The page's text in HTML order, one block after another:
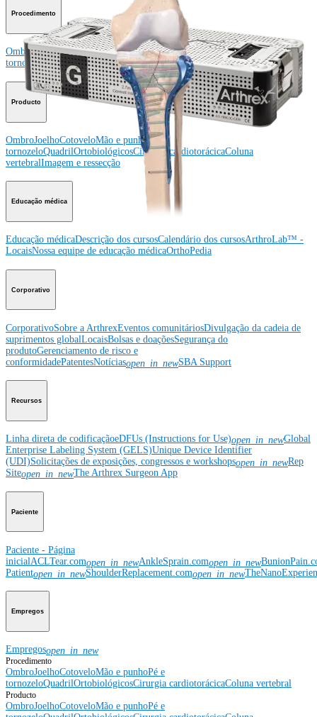
Procedimento
OmbroJoelhoCotoveloMão e punhoPé e
tornozeloQuadrilOrtobiológicosCirurgia cardiotorácicaColuna vertebral
Producto
OmbroJoelhoCotoveloMão e punho Pé e
tornozeloQuadrilOrtobiológicosCirurgia cardiotorácicaColuna
vertebralImagem e ressecção
Educação médica
Educação médicaDescrição dos cursosCalendário dos cursosArthroLab™ -
LocaisNossa equipe de educação médicaOrthoPedia
Corporativo
CorporativoSobre a ArthrexEventos comunitáriosDivulgação da cadeia de
suprimentos globalLocaisBolsas e doaçõesSegurança do
produtoGerenciamento de risco e
conformidadePatentesNotíciasopen_in_newSBA Support
Recursos
Linha direta de codificaçãoeDFUs (Instructions for Use)open_in_newGlobal
Enterprise Labeling System (GELS)Unique Device Identifier
(UDI)Solicitações de exposições, congressos e workshopsopen_in_newRep
Siteopen_in_newThe Arthrex Surgeon App
Paciente
Paciente - Página
inicial ACLTear.comopen_in_newAnkleSprain.comopen_in_new
Patientopen_in_newShoulderReplacement.comopen_in_new
Empregos
Empregosopen_in_new
Procedimento
OmbroJoelhoCotoveloMão e punhoPé e
tornozeloQuadrilOrtobiológicosCirurgia cardiotorácicaColuna vertebral
Producto
OmbroJoelhoCotoveloMão e punhoPé e